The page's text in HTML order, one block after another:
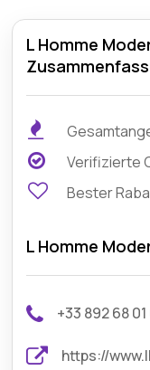
L Homme
Verifizierte
Bester
L Homme
+33 892 68 01
https://